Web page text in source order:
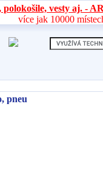
vesty aj. -
více jak 10000
pneu